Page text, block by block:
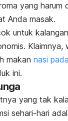
yang harum
Anda masak.
untuk
Klaimnya,
makan nasi
ini.
yang tak
sehari-hari